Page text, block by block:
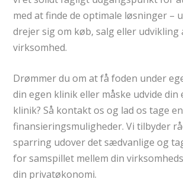
med at finde de optimale løsninger –
drejer sig om køb, salg eller udvikling
virksomhed.
Drømmer du om at få foden under
din egen klinik eller måske udvide din
klinik? Så kontakt os og lad os tage
finansieringsmuligheder. Vi tilbyder
sparring udover det sædvanlige og
for samspillet mellem din
din privatøkonomi.